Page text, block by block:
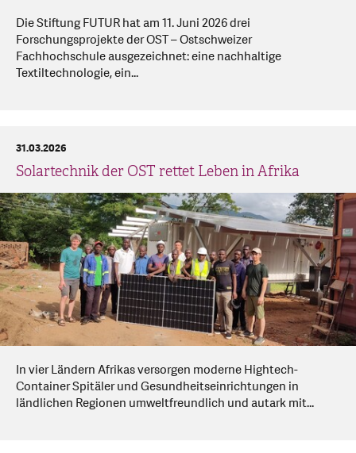
Die Stiftung FUTUR hat am 11. Juni 2026 drei
Forschungsprojekte der OST – Ostschweizer
Fachhochschule ausgezeichnet: eine nachhaltige
Textiltechnologie, ein...
Solartechnik der OST rettet Leben in Afrika
31.03.2026
In vier Ländern Afrikas versorgen moderne Hightech-
Container Spitäler und Gesundheitseinrichtungen in
ländlichen Regionen umweltfreundlich und autark mit...